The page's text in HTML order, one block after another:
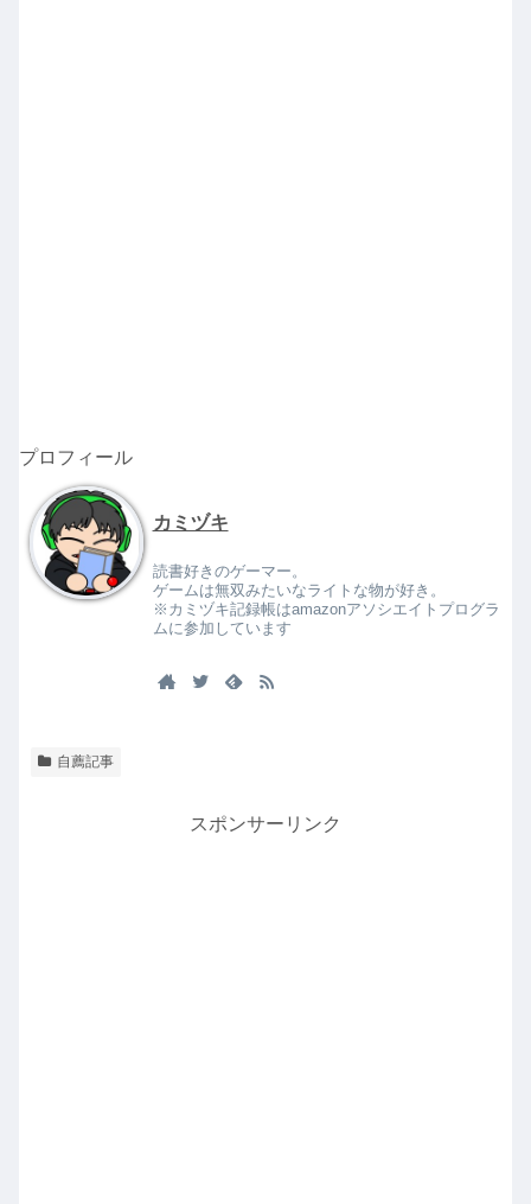
プロフィール
カミヅキ
読書好きのゲーマー。
ゲームは無双みたいなライトな物が好き。
※カミヅキ記録帳はamazonアソシエイトプログラ
ムに参加しています
自薦記事
スポンサーリンク